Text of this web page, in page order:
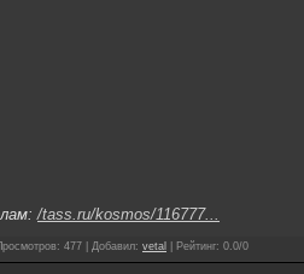
/tass.ru/kosmos/116777...
: 477 Добавил: vetal Рейтинг: 0.0/0